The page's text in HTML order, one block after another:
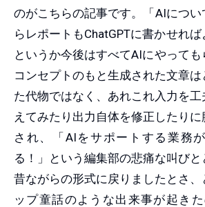
のがこちらの記事です。「AIにつ
らレポートもChatGPTに書かせれ
というか今後はすべてAIにやっても
コンセプトのもと生成された文章
た代物ではなく、あれこれ入力を
えてみたり出力自体を修正したり
され、「AIをサポートする業務
る！」という編集部の悲痛な叫びと
昔ながらの形式に戻りましたとさ
ップ童話のような出来事が起き